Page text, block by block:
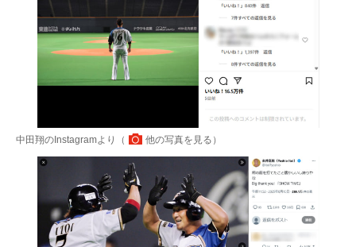
中田翔のInstagramより（ 他の写真を見る ）